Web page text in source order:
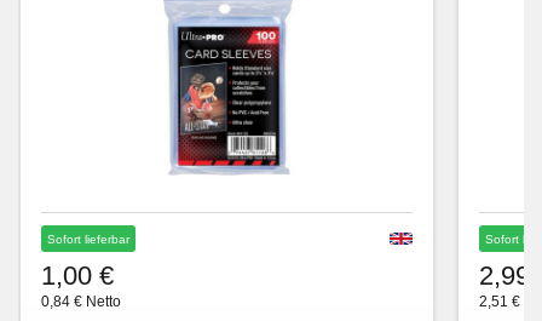
Sofort lieferbar
1,00 €
0,84 € Netto
Sofort
2,99
2,51 €